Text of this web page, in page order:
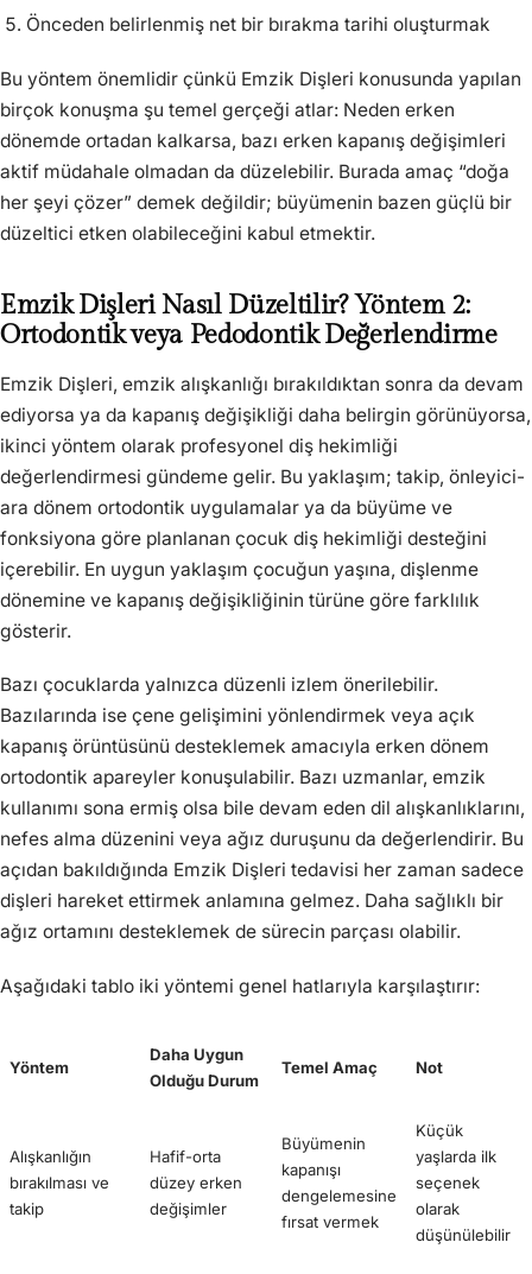
Önceden belirlenmiş net bir bırakma tarihi oluşturmak
Bu yöntem önemlidir çünkü Emzik Dişleri konusunda yapılan
birçok konuşma şu temel gerçeği atlar: Neden erken
dönemde ortadan kalkarsa, bazı erken kapanış değişimleri
aktif müdahale olmadan da düzelebilir. Burada amaç “doğa
her şeyi çözer” demek değildir; büyümenin bazen güçlü bir
düzeltici etken olabileceğini kabul etmektir.
Emzik Dişleri Nasıl Düzeltilir? Yöntem 2:
Ortodontik veya Pedodontik Değerlendirme
Emzik Dişleri, emzik alışkanlığı bırakıldıktan sonra da devam
ediyorsa ya da kapanış değişikliği daha belirgin görünüyorsa,
ikinci yöntem olarak profesyonel diş hekimliği
değerlendirmesi gündeme gelir. Bu yaklaşım; takip, önleyici-
ara dönem ortodontik uygulamalar ya da büyüme ve
fonksiyona göre planlanan çocuk diş hekimliği desteğini
içerebilir. En uygun yaklaşım çocuğun yaşına, dişlenme
dönemine ve kapanış değişikliğinin türüne göre farklılık
gösterir.
Bazı çocuklarda yalnızca düzenli izlem önerilebilir.
Bazılarında ise çene gelişimini yönlendirmek veya açık
kapanış örüntüsünü desteklemek amacıyla erken dönem
ortodontik apareyler konuşulabilir. Bazı uzmanlar, emzik
kullanımı sona ermiş olsa bile devam eden dil alışkanlıklarını,
nefes alma düzenini veya ağız duruşunu da değerlendirir. Bu
açıdan bakıldığında Emzik Dişleri tedavisi her zaman sadece
dişleri hareket ettirmek anlamına gelmez. Daha sağlıklı bir
ağız ortamını desteklemek de sürecin parçası olabilir.
Aşağıdaki tablo iki yöntemi genel hatlarıyla karşılaştırır:
Yöntem
Daha Uygun
Olduğu Durum
Temel Amaç Not
Alışkanlığın
bırakılması ve
takip
Hafif-orta
düzey erken
değişimler
Büyümenin
kapanışı
dengelemesine
fırsat vermek
Küçük
yaşlarda ilk
seçenek
olarak
düşünülebilir